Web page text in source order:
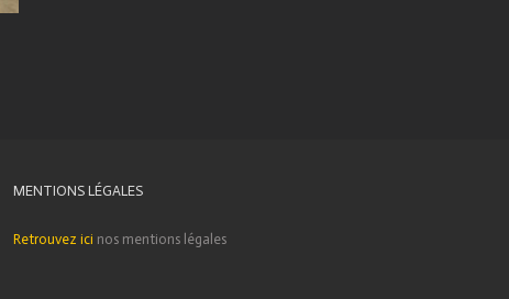
MENTIONS LÉGALES
Retrouvez ici nos mentions légales